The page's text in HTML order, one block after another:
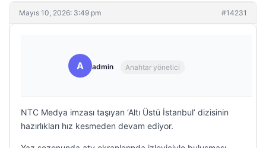
Mayıs 10, 2026: 3:49 pm #14231
A admin Anahtar yönetici
NTC Medya imzası taşıyan ‘Altı Üstü İstanbul’ dizisinin
hazırlıkları hız kesmeden devam ediyor.